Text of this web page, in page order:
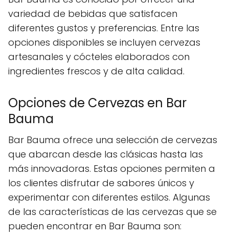
variedad de bebidas que satisfacen
diferentes gustos y preferencias. Entre las
opciones disponibles se incluyen cervezas
artesanales y cócteles elaborados con
ingredientes frescos y de alta calidad.
Opciones de Cervezas en Bar
Bauma
Bar Bauma ofrece una selección de cervezas
que abarcan desde las clásicas hasta las
más innovadoras. Estas opciones permiten a
los clientes disfrutar de sabores únicos y
experimentar con diferentes estilos. Algunas
de las características de las cervezas que se
pueden encontrar en Bar Bauma son: